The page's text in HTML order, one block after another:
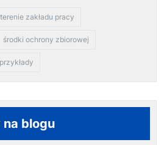
zakładu pracy
środki ochrony zbiorowej
blogu